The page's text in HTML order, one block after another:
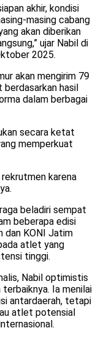
akhir, kondisi
masing cabang
akan diberikan
ujar Nabil di
2025.
akan mengirim 79
hasil
dalam berbagai
secara ketat
memperkuat
karena
beladiri sempat
beberapa edisi
dan KONI Jatim
atlet yang
tinggi.
Nabil optimistis
Ia menilai
antardaerah, tetapi
atlet potensial